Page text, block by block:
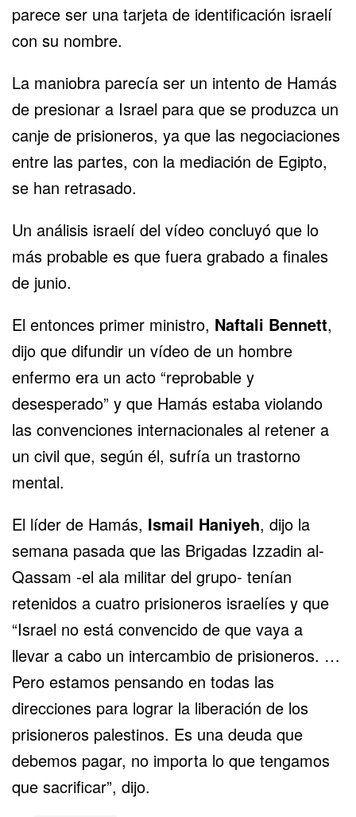
parece ser una tarjeta de identificación israelí
con su nombre.
La maniobra parecía ser un intento de Hamás
de presionar a Israel para que se produzca un
canje de prisioneros, ya que las negociaciones
entre las partes, con la mediación de Egipto,
se han retrasado.
Un análisis israelí del vídeo concluyó que lo
más probable es que fuera grabado a finales
de junio.
El entonces primer ministro, Naftali Bennett,
dijo que difundir un vídeo de un hombre
enfermo era un acto “reprobable y
desesperado” y que Hamás estaba violando
las convenciones internacionales al retener a
un civil que, según él, sufría un trastorno
mental.
El líder de Hamás, Ismail Haniyeh, dijo la
semana pasada que las Brigadas Izzadin al-
Qassam -el ala militar del grupo- tenían
retenidos a cuatro prisioneros israelíes y que
“Israel no está convencido de que vaya a
llevar a cabo un intercambio de prisioneros. …
Pero estamos pensando en todas las
direcciones para lograr la liberación de los
prisioneros palestinos. Es una deuda que
debemos pagar, no importa lo que tengamos
que sacrificar”, dijo.